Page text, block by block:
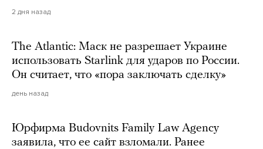
2 дня назад
The Atlantic: Маск не разрешает Украине
использовать Starlink для ударов по России.
Он считает, что «пора заключать сделку»
день назад
Юрфирма Budovnits Family Law Agency
заявила, что ее сайт взломали. Ранее